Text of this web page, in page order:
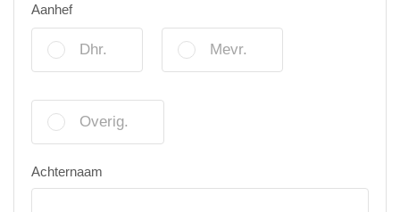
Aanhef
Dhr. Mevr.
Overig.
Achternaam